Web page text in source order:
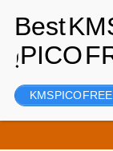
KMS PICO FREE